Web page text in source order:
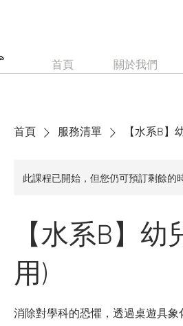
首頁 關於我們
首頁 服務清單 【水系B】
此課程已開始，但您仍可預訂剩餘的時
【水系B】
用)
消除對學科的恐懼，透過桌遊具